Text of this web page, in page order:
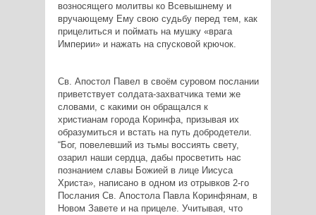
возносящего молитвы ко Всевышнему и
вручающему Ему свою судьбу перед тем, как
прицелиться и поймать на мушку «врага
Империи» и нажать на спусковой крючок.
Св. Апостол Павел в своём суровом послании
приветствует солдата-захватчика теми же
словами, с какими он обращался к
христианам города Коринфа, призывая их
образумиться и встать на путь добродетели.
“Бог, повелевший из тьмы воссиять свету,
озарил наши сердца, дабы просветить нас
познанием славы Божией в лице Иисуса
Христа», написано в одном из отрывков 2-го
Послания Св. Апостола Павла Коринфянам, в
Новом Завете и на прицеле. Учитывая, что